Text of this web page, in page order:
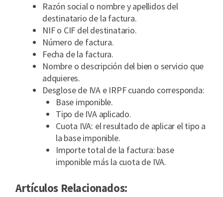
Razón social o nombre y apellidos del
destinatario de la factura.
NIF o CIF del destinatario.
Número de factura.
Fecha de la factura.
Nombre o descripción del bien o servicio que
adquieres.
Desglose de IVA e IRPF cuando corresponda:
Base imponible.
Tipo de IVA aplicado.
Cuota IVA: el resultado de aplicar el tipo a
la base imponible.
Importe total de la factura: base
imponible más la cuota de IVA.
Artículos Relacionados: